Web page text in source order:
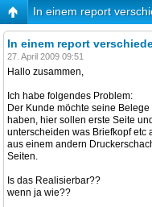
In einem report
In einem report
27. April 2009 09:51
Hallo zusammen,
Ich habe folgendes Problem:
Der Kunde möchte seine
haben, hier sollen erste Seite
unterscheiden was Briefkopf etc
aus einem andern
Seiten.
Is das Realisierbar??
wenn ja wie??